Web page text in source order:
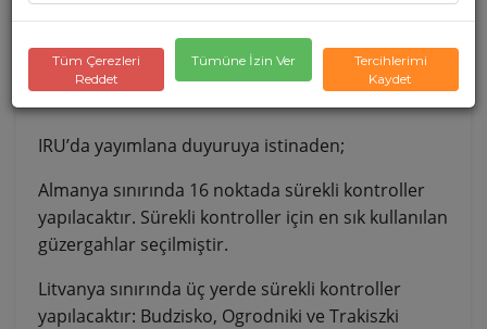
IRU’da yayımlana duyuruya istinaden;
Almanya sınırında 16 noktada sürekli kontroller
yapılacaktır. Sürekli kontroller için en sık kullanılan
güzergahlar seçilmiştir.
Litvanya sınırında üç yerde sürekli kontroller
yapılacaktır: Budzisko, Ogrodniki ve Trakiszki
Tüm Çerezleri
Reddet
Tümüne İzin Ver
Tercihlerimi
Kaydet